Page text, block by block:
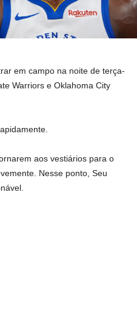
em campo na noite de terça-
Warriors e Oklahoma City
aos vestiários para o
Nesse ponto, Seu